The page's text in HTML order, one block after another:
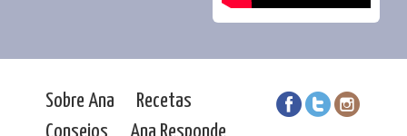
Sobre Ana
Recetas
Consejos
Ana Responde